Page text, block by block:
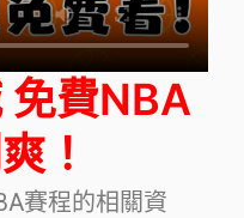
免費NBA
！
賽程的相關資